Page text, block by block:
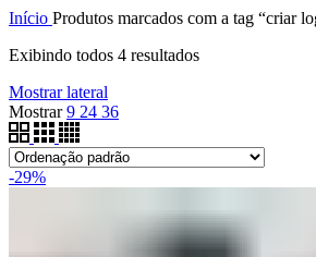
Início Produtos marcados com a tag “criar
Exibindo todos 4 resultados
Mostrar lateral
Mostrar9 24 36
-29%